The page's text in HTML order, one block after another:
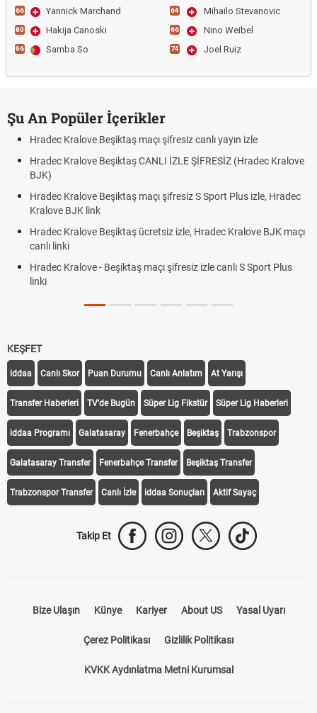
66 Yannick Marchand
80 Hakija Canoski
96 Samba So
64 Mihailo Stevanovic
66 Nino Weibel
74 Joel Ruiz
Şu An Popüler İçerikler
Hradec Kralove Beşiktaş maçı şifresiz canlı yayın izle
Hradec Kralove Beşiktaş CANLI İZLE ŞİFRESİZ (Hradec Kralove
BJK)
Hradec Kralove Beşiktaş maçı şifresiz S Sport Plus izle, Hradec
Kralove BJK link
Hradec Kralove Beşiktaş ücretsiz izle, Hradec Kralove BJK maçı
canlı linki
Hradec Kralove - Beşiktaş maçı şifresiz izle canlı S Sport Plus
linki
KEŞFET
iddaa Canlı Skor Puan Durumu Canlı Anlatım At Yarışı
Transfer Haberleri TV'de Bugün Süper Lig Fikstür Süper Lig Haberleri
iddaa Programı Galatasaray Fenerbahçe Beşiktaş Trabzonspor
Galatasaray Transfer Fenerbahçe Transfer Beşiktaş Transfer
Trabzonspor Transfer Canlı İzle iddaa Sonuçları Aktif Sayaç
Takip Et
Bize Ulaşın Künye Kariyer About US Yasal Uyarı
Çerez Politikası Gizlilik Politikası
KVKK Aydınlatma Metni Kurumsal